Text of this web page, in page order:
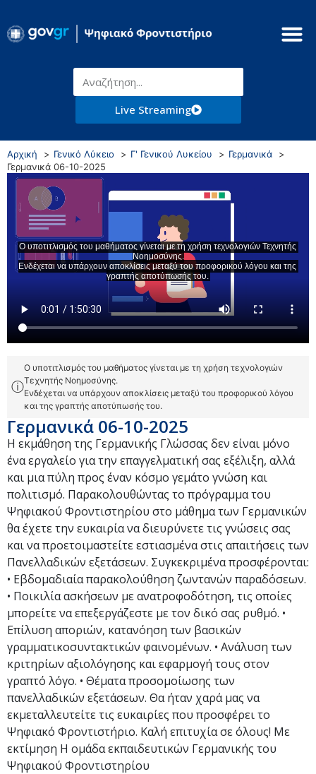
Live Streaming
Αρχική Γενικό Λύκειο Γ' Γενικού Λυκείου
Γερμανικά
Γερμανικά 06-10-2025
ⓘ
Ο υποτιτλισμός του μαθήματος γίνεται με τη χρήση τεχνολογιών
Τεχνητής Νοημοσύνης.
Ενδέχεται να υπάρχουν αποκλίσεις μεταξύ του προφορικού λόγου
και της γραπτής αποτύπωσής του.
Γερμανικά 06-10-2025
Η εκμάθηση της Γερμανικής Γλώσσας δεν είναι μόνο
ένα εργαλείο για την επαγγελματική σας εξέλιξη, αλλά
και μια πύλη προς έναν κόσμο γεμάτο γνώση και
πολιτισμό. Παρακολουθώντας το πρόγραμμα του
Ψηφιακού Φροντιστηρίου στο μάθημα των Γερμανικών
θα έχετε την ευκαιρία να διευρύνετε τις γνώσεις σας
και να προετοιμαστείτε εστιασμένα στις απαιτήσεις των
Πανελλαδικών εξετάσεων. Συγκεκριμένα προσφέρονται:
• Εβδομαδιαία παρακολούθηση ζωντανών παραδόσεων.
• Ποικιλία ασκήσεων με ανατροφοδότηση, τις οποίες
μπορείτε να επεξεργάζεστε με τον δικό σας ρυθμό. •
Επίλυση αποριών, κατανόηση των βασικών
γραμματικοσυντακτικών φαινομένων. • Ανάλυση των
κριτηρίων αξιολόγησης και εφαρμογή τους στον
γραπτό λόγο. • Θέματα προσομοίωσης των
πανελλαδικών εξετάσεων. Θα ήταν χαρά μας να
εκμεταλλευτείτε τις ευκαιρίες που προσφέρει το
Ψηφιακό Φροντιστήριο. Καλή επιτυχία σε όλους! Με
εκτίμηση Η ομάδα εκπαιδευτικών Γερμανικής του
Ψηφιακού Φροντιστηρίου